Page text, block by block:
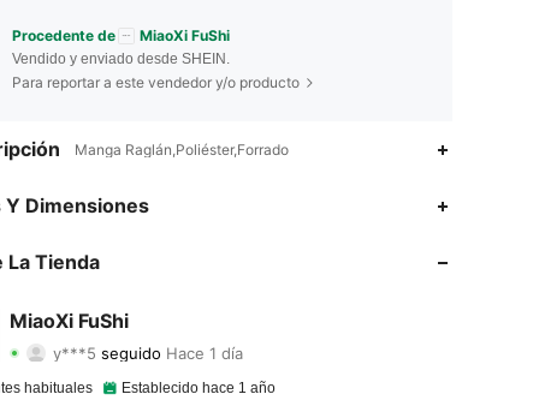
Procedente de MiaoXi FuShi
Vendido y enviado desde SHEIN.
Para reportar a este vendedor y/o producto
Manga Raglán,Poliéster,Forrado
Y Dimensiones
La Tienda
MiaoXi FuShi
seguido
4.71 Calificación 57Artículos
habituales Establecido hace 1 año